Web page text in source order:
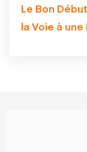
Le Bon
la Voie à